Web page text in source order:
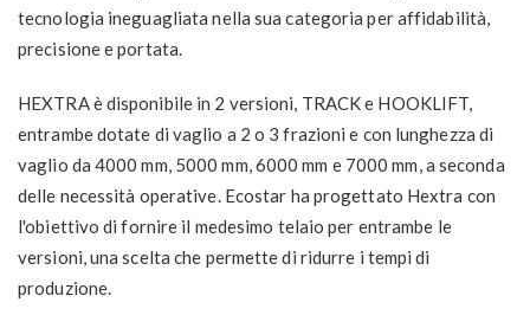
tecnologia ineguagliata nella sua categoria per affidabilità,
precisione e portata.
HEXTRA è disponibile in 2 versioni, TRACK e HOOKLIFT,
entrambe dotate di vaglio a 2 o 3 frazioni e con lunghezza di
vaglio da 4000 mm, 5000 mm, 6000 mm e 7000 mm, a seconda
delle necessità operative. Ecostar ha progettato Hextra con
l'obiettivo di fornire il medesimo telaio per entrambe le
versioni, una scelta che permette di ridurre i tempi di
produzione.